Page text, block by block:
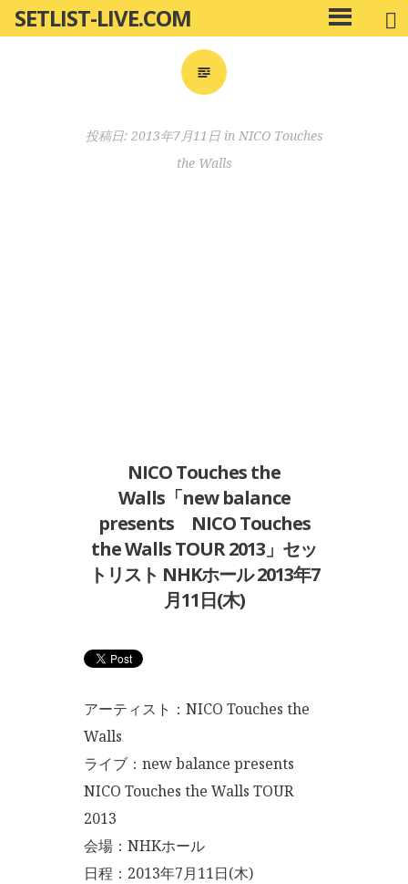
ン
SETLIST-LIVE.COM
メ
イ
投稿日: 2013年7月11日in NICO Touches
the Walls
NICO Touches the
Walls「new balance
presents NICO Touches
the Walls TOUR 2013」セッ
トリスト NHKホール 2013年7
月11日(木)
アーティスト：NICO Touches the
Walls
ライブ：new balance presents
NICO Touches the Walls TOUR
2013
会場：NHKホール
日程：2013年7月11日(木)